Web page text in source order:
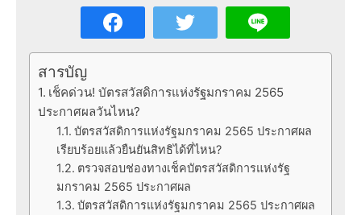
สารบัญ
เช็คด่วน! บัตรสวัสดิการแห่งรัฐมกราคม 2565
ประกาศผลวันไหน?
บัตรสวัสดิการแห่งรัฐมกราคม 2565 ประกาศผล
เรียบร้อยแล้วยืนยันสิทธิได้ที่ไหน?
ตรวจสอบช่องทางเช็คบัตรสวัสดิการแห่งรัฐ
มกราคม 2565 ประกาศผล
บัตรสวัสดิการแห่งรัฐมกราคม 2565 ประกาศผล